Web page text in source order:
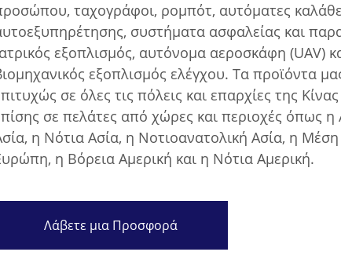
ταχογράφοι, ρομπότ, αυτόματες
συστήματα ασφαλείας και
εξοπλισμός, αυτόνομα αεροσκάφη (UAV)
εξοπλισμός ελέγχου. Τα προϊόντα
σε όλες τις πόλεις και επαρχίες της
σε πελάτες από χώρες και περιοχές όπως η
η Νότια Ασία, η Νοτιοανατολική Ασία, η
η Βόρεια Αμερική και η Νότια Αμερική.
Λάβετε μια Προσφορά